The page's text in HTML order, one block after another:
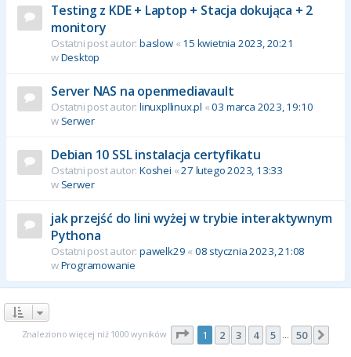
Testing z KDE + Laptop + Stacja dokująca + 2
monitory
Ostatni post autor: baslow« 15 kwietnia 2023, 20:21
wDesktop
Server NAS na openmediavault
Ostatni post autor: linuxpllinux.pl «03 marca 2023, 19:10
w Serwer
Debian 10 SSL instalacja certyfikatu
Ostatni post autor: Koshei «27 lutego 2023, 13:33
w Serwer
jak przejść do lini wyżej w trybie interaktywnym
Pythona
Ostatni post autor: pawelk29 « 08 stycznia 2023, 21:08
wProgramowanie
Znaleziono więcej niż 1000 wyników Strona z50
1 2 3 4 5 … 50